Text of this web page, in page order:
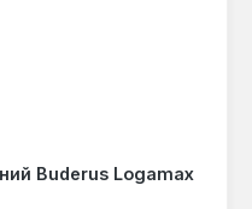
Buderus Logamax